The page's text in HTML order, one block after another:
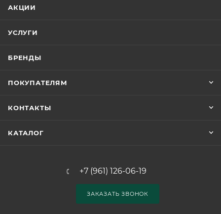
АКЦИИ
УСЛУГИ
БРЕНДЫ
ПОКУПАТЕЛЯМ
КОНТАКТЫ
КАТАЛОГ
+7 (961) 126-06-19
ЗАКАЗАТЬ ЗВОНОК